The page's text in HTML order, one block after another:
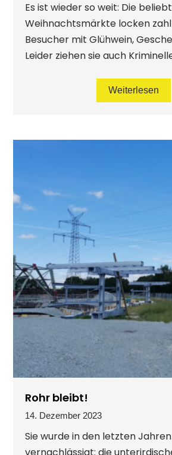
Es ist wieder so weit: Die
Weihnachtsmärkte locken
Besucher mit Glühwein,
Leider ziehen sie auch
Weiterlesen
Rohr bleibt!
14. Dezember 2023
Sie wurde in den letzten